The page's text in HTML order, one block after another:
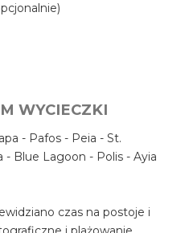
WYCIECZKI
- Pafos - Peia - St.
- Blue Lagoon - Polis - Ayia
czas na postoje i